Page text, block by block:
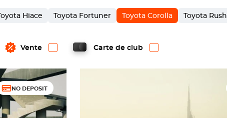
Toyota Hiace Toyota Fortuner Toyota Corolla Toyota Rush
Vente Carte de club
NO DEPOSIT